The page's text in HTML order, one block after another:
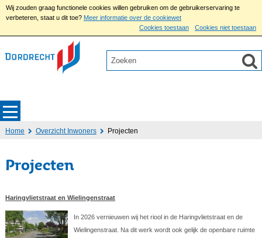
Wij zouden graag functionele cookies willen gebruiken om de gebruikerservaring te
verbeteren, staat u dit toe? Meer informatie over de cookiewet
Cookies toestaan
Cookies niet toestaan
Home Overzicht Inwoners Projecten
Projecten
Haringvlietstraat en Wielingenstraat
In 2026 vernieuwen wij het riool in de Haringvlietstraat en de
Wielingenstraat. Na dit werk wordt ook gelijk de openbare ruimte